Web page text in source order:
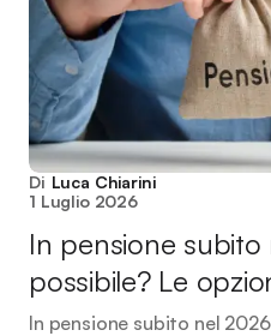
Di Luca Chiarini
1 Luglio 2026
In pensione
possibile? Le
In pensione subito nel